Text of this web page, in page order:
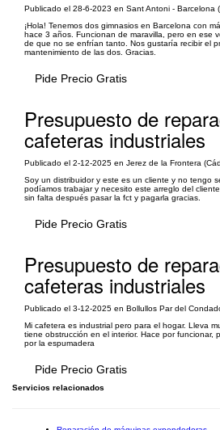
Publicado el 28-6-2023 en Sant Antoni - Barcelona
¡Hola! Tenemos dos gimnasios en Barcelona con
hace 3 años. Funcionan de maravilla, pero en ese
de que no se enfrían tanto. Nos gustaría recibir el
mantenimiento de las dos. Gracias.
Pide Precio Gratis
Presupuesto de
cafeteras industriales
Publicado el 2-12-2025 en Jerez de la Frontera
Soy un distribuidor y este es un cliente y no tengo
podíamos trabajar y necesito este arreglo del
sin falta después pasar la fct y pagarla gracias.
Pide Precio Gratis
Presupuesto de
cafeteras industriales
Publicado el 3-12-2025 en Bollullos Par del
Mi cafetera es industrial pero para el hogar. Lleva
tiene obstrucción en el interior. Hace por funcionar,
por la espumadera
Pide Precio Gratis
Servicios relacionados